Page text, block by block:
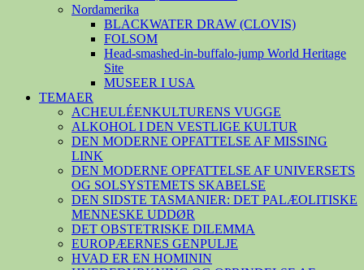
Nordamerika
BLACKWATER DRAW (CLOVIS)
FOLSOM
Head-smashed-in-buffalo-jump World Heritage
Site
MUSEER I USA
TEMAER
ACHEULÉENKULTURENS VUGGE
ALKOHOL I DEN VESTLIGE KULTUR
DEN MODERNE OPFATTELSE AF MISSING
LINK
DEN MODERNE OPFATTELSE AF UNIVERSETS
OG SOLSYSTEMETS SKABELSE
DEN SIDSTE TASMANIER: DET PALÆOLITISKE
MENNESKE UDDØR
DET OBSTETRISKE DILEMMA
EUROPÆERNES GENPULJE
HVAD ER EN HOMININ